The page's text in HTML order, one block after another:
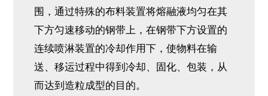
围，通过特殊的布料装置将熔融液均匀在其
下方匀速移动的钢带上，在钢带下方设置的
连续喷淋装置的冷却作用下，使物料在输
送、移运过程中得到冷却、固化、包装，从
而达到造粒成型的目的。